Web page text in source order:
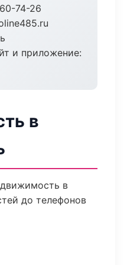
74-26
и приложение:
в
в
до телефонов